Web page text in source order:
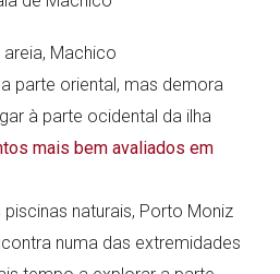
Machico
parte oriental, mas demora
à parte ocidental da ilha
mais bem avaliados em
naturais, Porto Moniz
numa das extremidades